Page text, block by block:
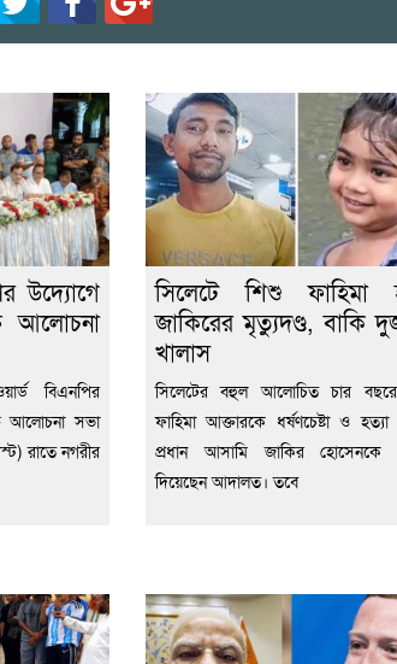
উদ্যোগে
আলোচনা
বিএনপির
আলোচনা সভা
রাতে নগরীর
সিলেটে শিশু ফাহিমা
জাকিরের মৃত্যুদণ্ড, বাকি
খালাস
সিলেটের বহুল আলোচিত চার
ফাহিমা আক্তারকে ধর্ষণচেষ্টা ও হত্যা
প্রধান আসামি জাকির হোসেনকে
দিয়েছেন আদালত। তবে